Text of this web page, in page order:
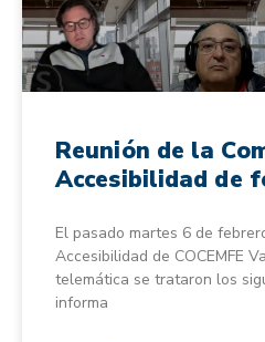
Reunión de la
Accesibilidad de
El pasado martes 6 de
Accesibilidad de COCEMFE
telemática se trataron los
informa